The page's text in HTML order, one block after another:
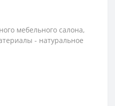
мебельного салона,
- натуральное